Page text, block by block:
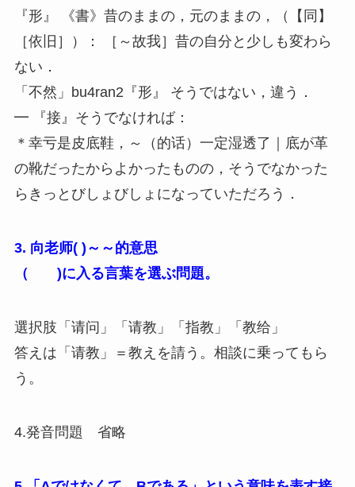
『形』 《書》昔のままの，元のままの，（【同】
［依旧］）： ［～故我］昔の自分と少しも変わら
ない．
「不然」bu4ran2『形』 そうではない，違う．
━ 『接』そうでなければ：
＊幸亏是皮底鞋，～（的话）一定湿透了｜底が革
の靴だったからよかったものの，そうでなかった
らきっとびしょびしょになっていただろう．
3. 向老师( )～～的意思
（ )に入る言葉を選ぶ問題。
選択肢「请问」「请教」「指教」「教给」
答えは「请教」＝教えを請う。相談に乗ってもら
う。
4.発音問題 省略